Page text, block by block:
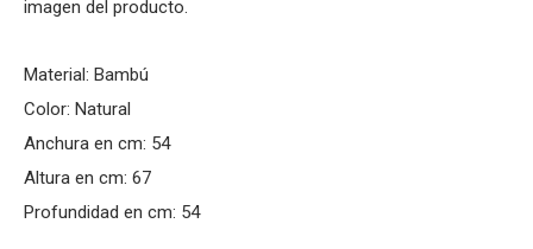
imagen del producto.
Material: Bambú
Color: Natural
Anchura en cm: 54
Altura en cm: 67
Profundidad en cm: 54